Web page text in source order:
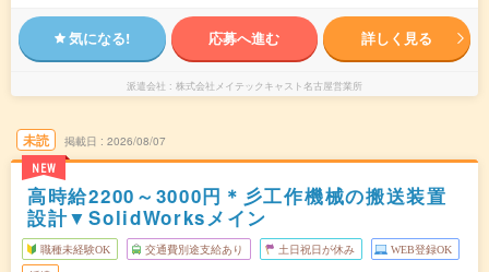
気になる! 応募へ進む 詳しく見る
派遣会社 株式会社メイテックキャスト名古屋営業所
未読
NEW
掲載日 2026/08/07
高時給2200～3000円＊彡工作機械の搬送装置
設計▼SolidWorksメイン
職種未経験OK 交通費別途支給あり 土日祝日が休み WEB登録OK